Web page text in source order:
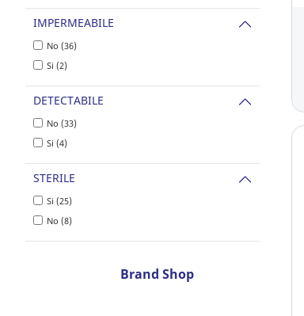
IMPERMEABILE
No (36)
Si (2)
DETECTABILE
No (33)
Si (4)
STERILE
Si (25)
No (8)
Brand Shop